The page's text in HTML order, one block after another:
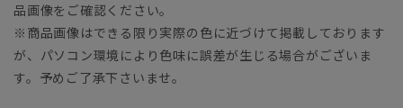
品画像をご確認ください。
※商品画像はできる限り実際の色に近づけて掲載しております
が、パソコン環境により色味に誤差が生じる場合がございま
す。予めご了承下さいませ。